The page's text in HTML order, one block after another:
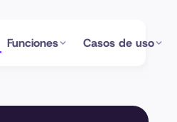
Funciones Casos de uso